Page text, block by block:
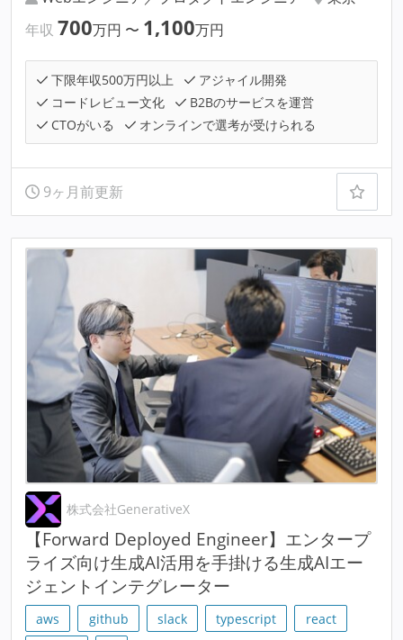
年収 700万円 〜 1,100万円
下限年収500万円以上
アジャイル開発
コードレビュー文化
B2Bのサービスを運営
CTOがいる
オンラインで選考が受けられる
9ヶ月前更新
株式会社GenerativeX
【Forward Deployed Engineer】エンタープ
ライズ向け生成AI活用を手掛ける生成AIエー
ジェントインテグレーター
aws github slack typescript
react